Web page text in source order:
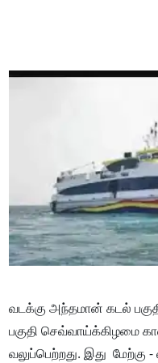
வடக்கு அந்தமான் கடல்
பகுதி செவ்வாய்க்கிழமை
வலுப்பெற்றது. இது மேற்கு